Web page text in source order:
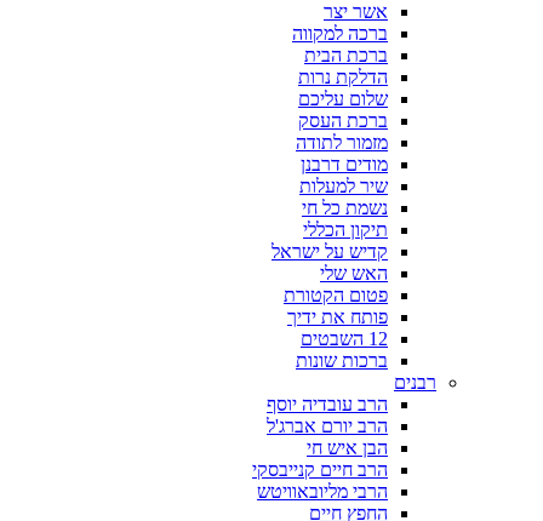
אשר יצר
ברכה למקווה
ברכת הבית
הדלקת נרות
שלום עליכם
ברכת העסק
מזמור לתודה
מודים דרבנן
שיר למעלות
נשמת כל חי
תיקון הכללי
קדיש על ישראל
האש שלי
פטום הקטורת
פותח את ידיך
12 השבטים
ברכות שונות
רבנים
הרב עובדיה יוסף
הרב יורם אברג'ל
הבן איש חי
הרב חיים קנייבסקי
הרבי מליובאוויטש
החפץ חיים